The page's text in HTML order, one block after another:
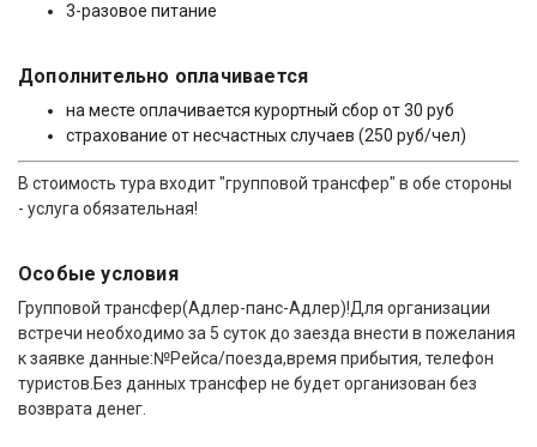
3-разовое питание
Дополнительно оплачивается
на месте оплачивается курортный сбор от 30 руб
страхование от несчастных случаев (250 руб/чел)
В стоимость тура входит "групповой трансфер" в обе стороны
- услуга обязательная!
Особые условия
Групповой трансфер(Адлер-панс-Адлер)!Для организации
встречи необходимо за 5 суток до заезда внести в пожелания
к заявке данные:№Рейса/поезда,время прибытия, телефон
туристов.Без данных трансфер не будет организован без
возврата денег.